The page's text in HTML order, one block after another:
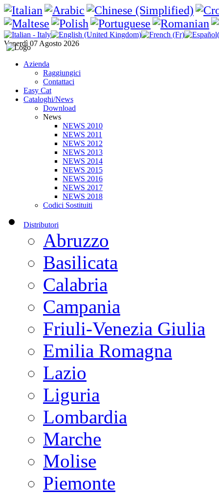
Venerdì 07 Agosto 2026
Azienda
Raggiungici
Contattaci
Easy Cat
Cataloghi/News
Download
News
NEWS 2010
NEWS 2011
NEWS 2012
NEWS 2013
NEWS 2014
NEWS 2015
NEWS 2016
NEWS 2017
NEWS 2018
Codici Sostituiti
Distributori
Abruzzo
Basilicata
Calabria
Campania
Friuli-Venezia Giulia
Emilia Romagna
Lazio
Liguria
Lombardia
Marche
Molise
Piemonte